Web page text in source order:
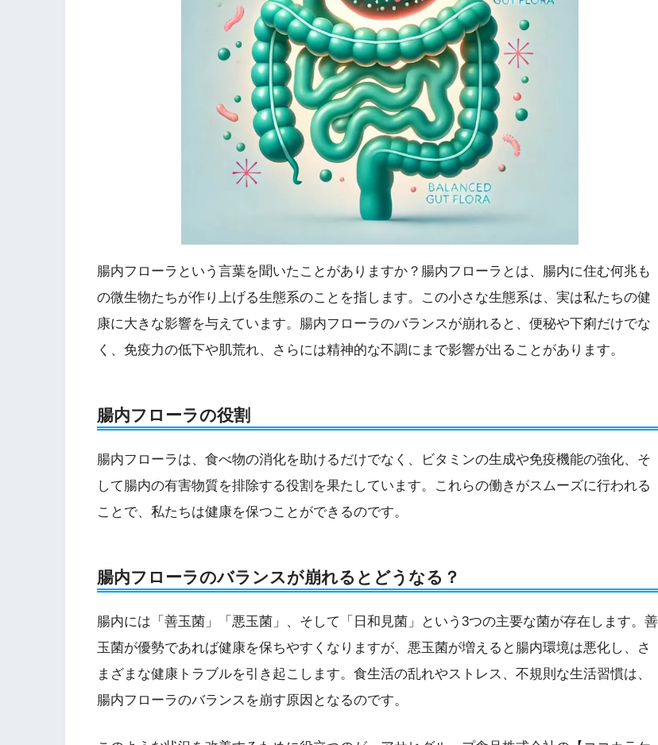
腸内フローラという言葉を聞いたことがありますか？腸内フローラとは、腸内に住む何兆も
の微生物たちが作り上げる生態系のことを指します。この小さな生態系は、実は私たちの健
康に大きな影響を与えています。腸内フローラのバランスが崩れると、便秘や下痢だけでな
く、免疫力の低下や肌荒れ、さらには精神的な不調にまで影響が出ることがあります。
腸内フローラの役割
腸内フローラは、食べ物の消化を助けるだけでなく、ビタミンの生成や免疫機能の強化、そ
して腸内の有害物質を排除する役割を果たしています。これらの働きがスムーズに行われる
ことで、私たちは健康を保つことができるのです。
腸内フローラのバランスが崩れるとどうなる？
腸内には「善玉菌」「悪玉菌」、そして「日和見菌」という3つの主要な菌が存在します。善
玉菌が優勢であれば健康を保ちやすくなりますが、悪玉菌が増えると腸内環境は悪化し、さ
まざまな健康トラブルを引き起こします。食生活の乱れやストレス、不規則な生活習慣は、
腸内フローラのバランスを崩す原因となるのです。